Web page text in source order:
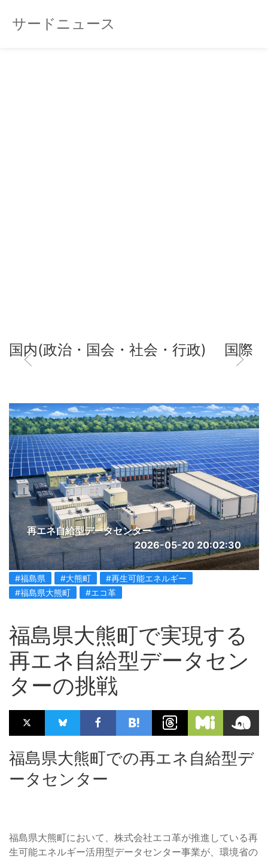
サードニュース
国内(政治・国会・社会・行政) 国際
再エネ自給型データセンター
2026-05-20 20:02:30
#福島県 #大熊町
#再生可能エネルギー
#福島県大熊町
#エコ革
福島県大熊町で実現する
再エネ自給型データセン
ターの挑戦
福島県大熊町での再エネ自給型デ
ータセンター
福島県大熊町において、株式会社エコ革が推進している再
生可能エネルギー活用型データセンター事業が、環境省の